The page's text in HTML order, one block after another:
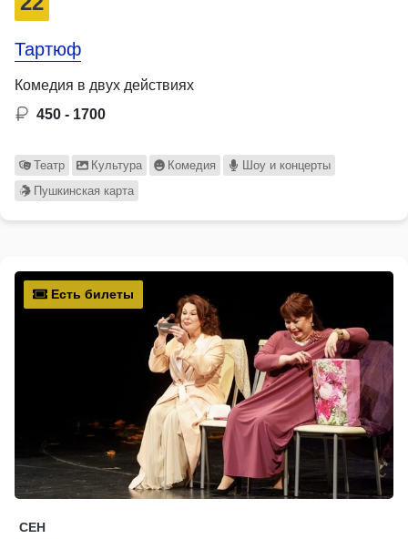
Тартюф
Комедия в двух действиях
450 - 1700
Театр Культура Комедия
Шоу и концерты
Пушкинская карта
Есть билеты
СЕН